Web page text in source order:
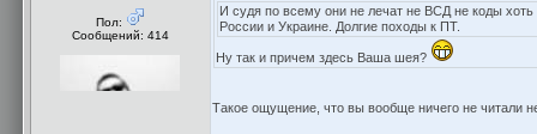
Пол:
Сообщений: 414
И судя по всему они не лечат не ВСД не коды
России и Украине. Долгие походы к ПТ.
Ну так и причем здесь Ваша шея?
Такое ощущение, что вы вообще ничего не